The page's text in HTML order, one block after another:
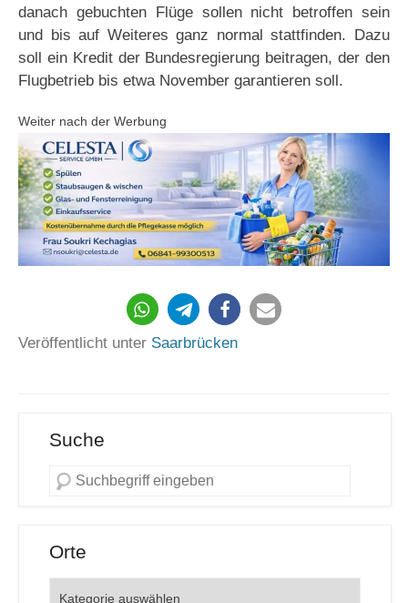
danach gebuchten Flüge sollen nicht betroffen sein
und bis auf Weiteres ganz normal stattfinden. Dazu
soll ein Kredit der Bundesregierung beitragen, der den
Flugbetrieb bis etwa November garantieren soll.
Weiter nach der Werbung
Veröffentlicht unter Saarbrücken
Suche
Orte